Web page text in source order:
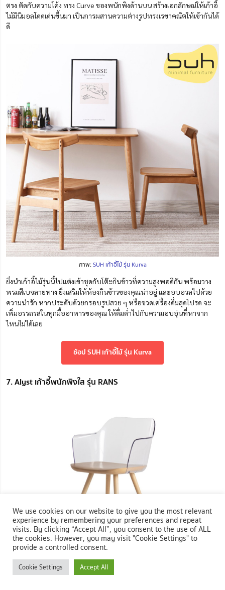
ตรง ตัดกับความโค้ง ทรง Curve ของพนักพิงด้านบน สร้างเอกลักษณ์ให้เก้าอี้
ไม้มินิมอลโดดเด่นขึ้นมา เป็นการผสานความต่างรูปทรงเรขาคณิตให้เข้ากันได้
ดี
ภาพ:SUH เก้าอี้ไม้ รุ่น Kurva
ยิ่งนำเก้าอี้ไม้รุ่นนี้ไปแต่งเข้าชุดกับโต๊ะกินข้าวที่ความสูงพอดีกัน พร้อมวาง
พรมสีเบจลายทาง ยิ่งเสริมให้ห้องกินข้าวของคุณน่าอยู่ และอบอวลไปด้วย
ความน่ารัก หากประดับด้วยกรอบรูปสวย ๆ หรือขวดเครื่องดื่มสุดโปรด จะ
เพิ่มอรรถรสในทุกมื้ออาหารของคุณ ให้ดื่มด่ำไปกับความอบอุ่นที่หาจาก
ไหนไม่ได้เลย
ช้อป SUH เก้าอี้ไม้ รุ่น Kurva
7. Alyst เก้าอี้พนักพิงใส รุ่น RANS
ภาพ:Alyst เก้าอี้พนักพิงใส รุ่น RANS
We use cookies on our website to give you the most relevant
experience by remembering your preferences and repeat
visits. By clicking “Accept All”, you consent to the use of ALL
the cookies. However, you may visit "Cookie Settings" to
provide a controlled consent.
Cookie Settings Accept All